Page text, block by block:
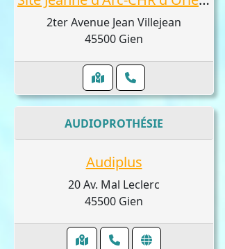
2ter Avenue Jean Villejean
45500 Gien
AUDIOPROTHÉSIE
Audiplus
20 Av. Mal Leclerc
45500 Gien